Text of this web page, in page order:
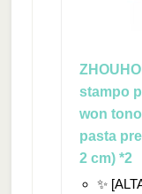
stampo
won
pasta
2 cm) *2
✨